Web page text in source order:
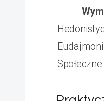
Społeczne